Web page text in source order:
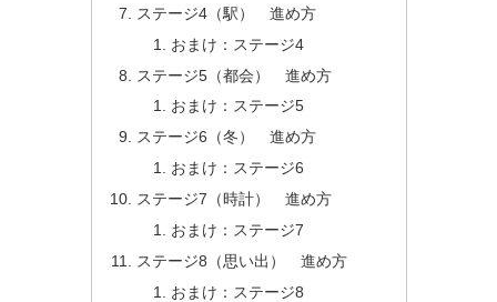
ステージ4（駅） 進め方
おまけ：ステージ4
ステージ5（都会） 進め方
おまけ：ステージ5
ステージ6（冬） 進め方
おまけ：ステージ6
ステージ7（時計） 進め方
おまけ：ステージ7
ステージ8（思い出） 進め方
おまけ：ステージ8